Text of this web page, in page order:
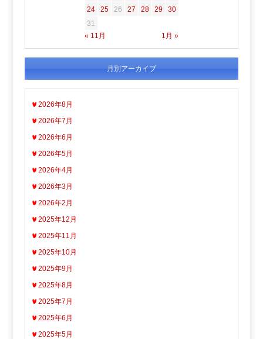
« 11月 1月 »
24
25 26 27 28 29
30
31
月別アーカイブ
2026年8月
2026年7月
2026年6月
2026年5月
2026年4月
2026年3月
2026年2月
2025年12月
2025年11月
2025年10月
2025年9月
2025年8月
2025年7月
2025年6月
2025年5月